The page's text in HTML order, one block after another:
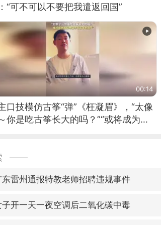
“可不可以不要把我遣返回国”
00:14
口技模仿古筝“弹”《枉凝眉》，“太像
你是吃古筝长大的吗？”“或将成为首
东雷州通报特教老师招聘违规事件
子开一天一夜空调后二氧化碳中毒